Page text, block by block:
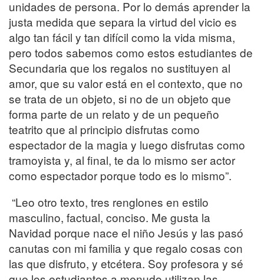
unidades de persona. Por lo demás aprender la
justa medida que separa la virtud del vicio es
algo tan fácil y tan difícil como la vida misma,
pero todos sabemos como estos estudiantes de
Secundaria que los regalos no sustituyen al
amor, que su valor está en el contexto, que no
se trata de un objeto, si no de un objeto que
forma parte de un relato y de un pequeño
teatrito que al principio disfrutas como
espectador de la magia y luego disfrutas como
tramoyista y, al final, te da lo mismo ser actor
como espectador porque todo es lo mismo”.
“Leo otro texto, tres renglones en estilo
masculino, factual, conciso. Me gusta la
Navidad porque nace el niño Jesús y las pasó
canutas con mi familia y que regalo cosas con
las que disfruto, y etcétera. Soy profesora y sé